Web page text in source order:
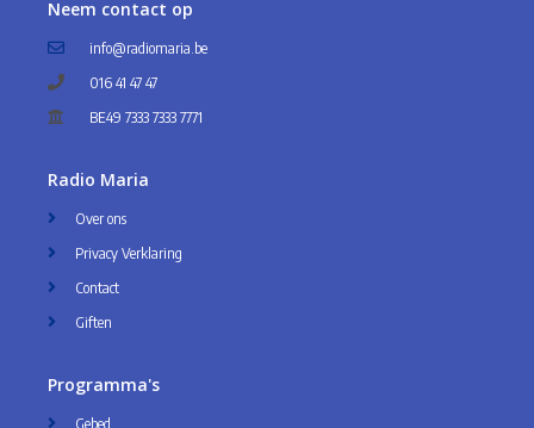
Neem contact op
info@radiomaria.be
016 41 47 47
BE49 7333 7333 7771
Radio Maria
Over ons
Privacy Verklaring
Contact
Giften
Programma's
Gebed